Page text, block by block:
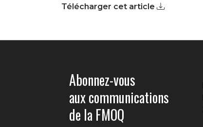
Télécharger cet article
Abonnez-vous
aux communications
de la FMOQ